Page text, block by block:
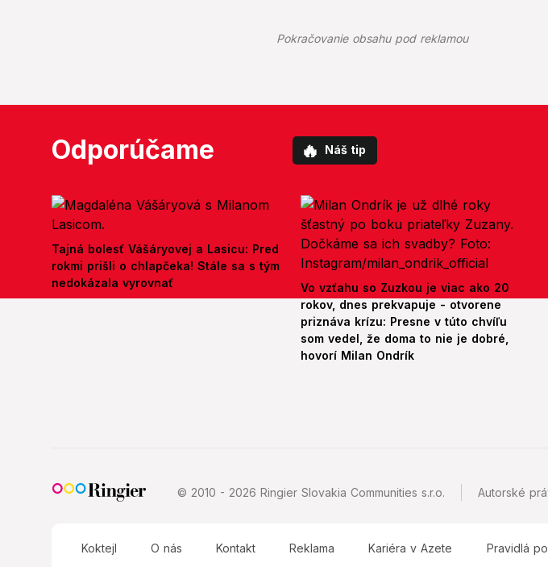
Pokračovanie obsahu pod reklamou
Odporúčame 🔥 Náš tip
Tajná bolesť Vášáryovej a Lasicu: Pred
rokmi prišli o chlapčeka! Stále sa s tým
nedokázala vyrovnať
Vo vzťahu so Zuzkou je viac ako 20
rokov, dnes prekvapuje - otvorene
priznáva krízu: Presne v túto chvíľu
som vedel, že doma to nie je dobré,
hovorí Milan Ondrík
© 2010 - 2026 Ringier Slovakia Communities s.r.o. Autorské
Koktejl O nás Kontakt Reklama Kariéra v Azete Pravidlá